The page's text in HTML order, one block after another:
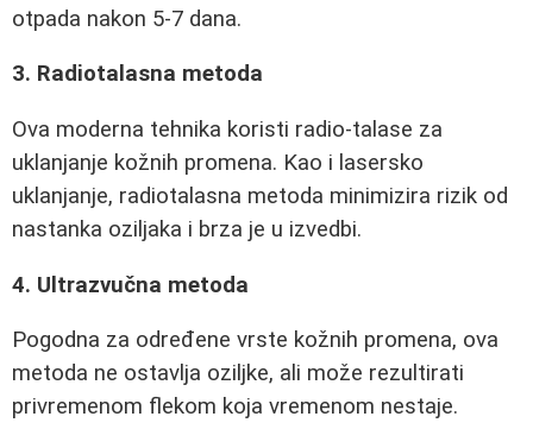
otpada nakon 5-7 dana.
3. Radiotalasna metoda
Ova moderna tehnika koristi radio-talase za
uklanjanje kožnih promena. Kao i lasersko
uklanjanje, radiotalasna metoda minimizira rizik od
nastanka oziljaka i brza je u izvedbi.
4. Ultrazvučna metoda
Pogodna za određene vrste kožnih promena, ova
metoda ne ostavlja oziljke, ali može rezultirati
privremenom flekom koja vremenom nestaje.